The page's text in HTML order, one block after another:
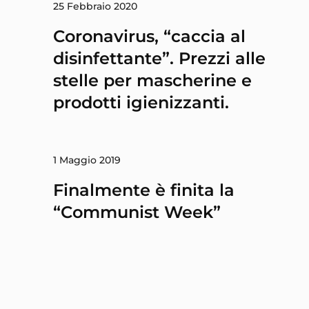
25 Febbraio 2020
Coronavirus, “caccia al
disinfettante”. Prezzi alle
stelle per mascherine e
prodotti igienizzanti.
1 Maggio 2019
Finalmente è finita la
“Communist Week”